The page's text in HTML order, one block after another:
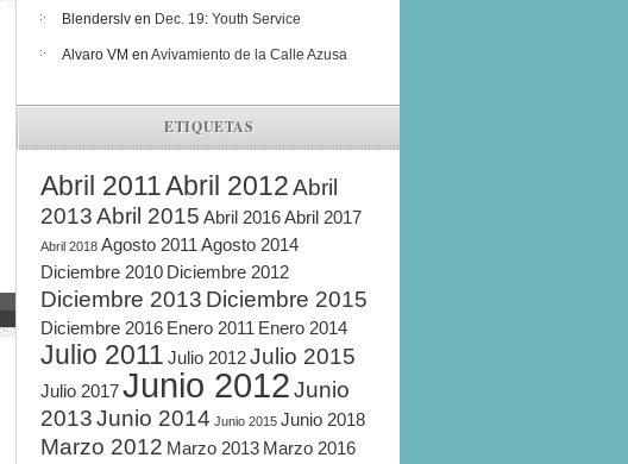
Blenderslv en Dec. 19: Youth Service
Alvaro VM en Avivamiento de la Calle Azusa
ETIQUETAS
Abril 2011Abril 2012Abril
2013Abril 2015 Abril 2016Abril 2017
Abril 2018 Agosto 2011 Agosto 2014
Diciembre 2010 Diciembre 2012
Diciembre 2013 Diciembre 2015
Diciembre 2016 Enero 2011 Enero 2014
Julio 2011 Julio 2012Julio 2015
Julio 2017Junio 2012Junio
2013Junio 2014 Junio 2015 Junio 2018
Marzo 2012 Marzo 2013 Marzo 2016